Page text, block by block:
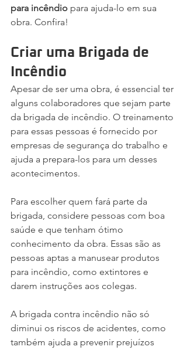
para incêndio para ajuda-lo em sua
obra. Confira!
Criar uma Brigada de
Incêndio
Apesar de ser uma obra, é essencial ter
alguns colaboradores que sejam parte
da brigada de incêndio. O treinamento
para essas pessoas é fornecido por
empresas de segurança do trabalho e
ajuda a prepara-los para um desses
acontecimentos.
Para escolher quem fará parte da
brigada, considere pessoas com boa
saúde e que tenham ótimo
conhecimento da obra. Essas são as
pessoas aptas a manusear produtos
para incêndio, como extintores e
darem instruções aos colegas.
A brigada contra incêndio não só
diminui os riscos de acidentes, como
também ajuda a prevenir prejuízos